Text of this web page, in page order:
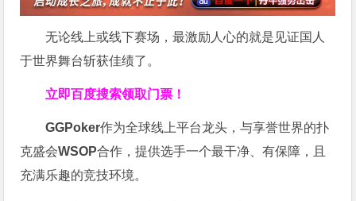
无论线上或线下赛场，最激励人心的就是见证国人
于世界舞台斩获佳绩了。
立即百度搜索领取门票！
GGPoker作为全球线上平台龙头，与享誉世界的扑
克盛会WSOP合作，提供选手一个最干净、有保障，且
充满乐趣的竞技环境。